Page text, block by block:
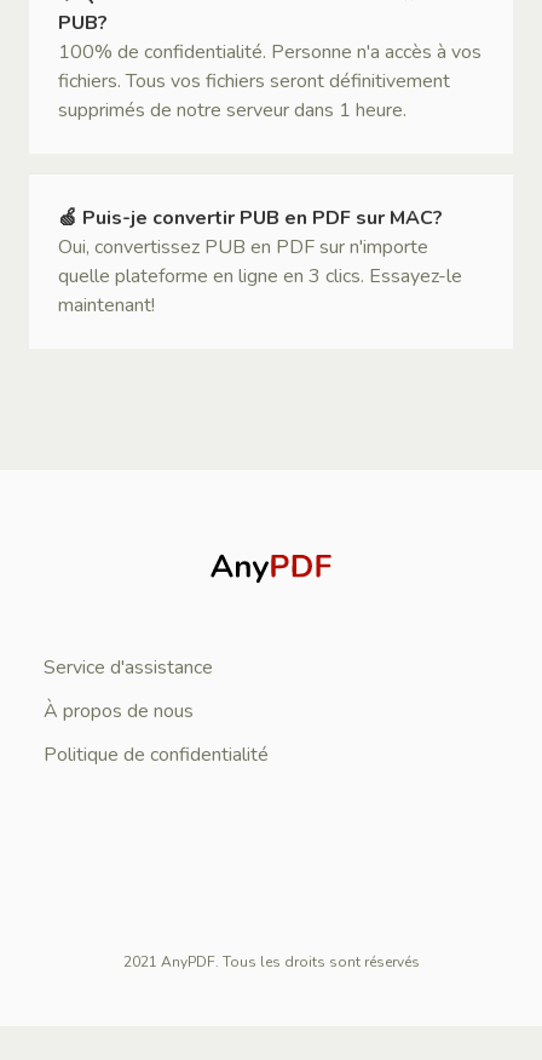
PUB?
100% de confidentialité. Personne n'a accès à vos
fichiers. Tous vos fichiers seront définitivement
supprimés de notre serveur dans 1 heure.
🍏 Puis-je convertir PUB en PDF sur MAC?
Oui, convertissez PUB en PDF sur n'importe
quelle plateforme en ligne en 3 clics. Essayez-le
maintenant!
Service d'assistance
À propos de nous
Politique de confidentialité
2021 AnyPDF. Tous les droits sont réservés